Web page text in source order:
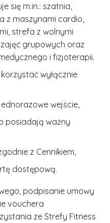
się m.in.: szatnia,
z maszynami cardio,
strefa z wolnymi
grupowych oraz
i fizjoterapii.
wyłącznie
wejście,
posiadają ważny
z Cennikiem,
dostępową.
podpisanie umowy
vouchera
ze Strefy Fitness